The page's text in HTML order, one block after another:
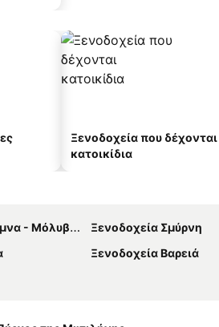
Ξενοδοχεία που δέχονται
κατοικίδια
- Μόλυβος
Ξενοδοχεία Σμύρνη
Ξενοδοχεία Βαρειά